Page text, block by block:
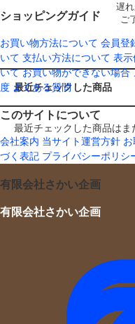
ショッピングガイド
お買い物方法について 会員登
いて 支払い方法について 表示
いて お買い物ができない場合
度 よくある質問
このサイトについて
会社案内 当サイト運営方針
づく表記 プライバシーポリシ
有限会社さかい企画
遅
ご
最近チェックした商品
最近チェックした商品はま
有限会社さかい企画